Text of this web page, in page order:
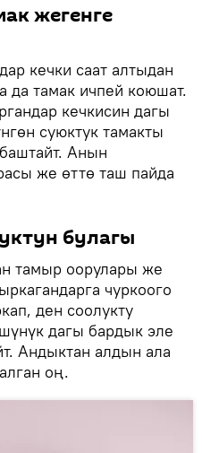
жегенге
кечки саат алтыдан
да тамак ичпей коюшат.
кечкисин дагы
суюктук тамакты
Анын
же өттө таш пайда
булагы
тамыр оорулары же
чуркоого
ден соолукту
дагы бардык эле
Андыктан алдын ала
оң.